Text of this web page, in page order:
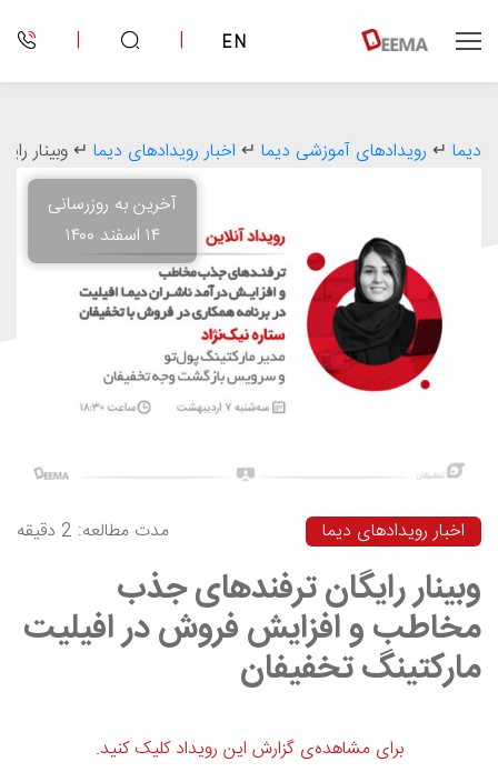
EN
|
|
دیما ↵ رویدادهای آموزشی دیما ↵ اخبار رویدادهای دیما ↵ وبینار
آخرین به روزرسانی
۱۴ اسفند ۱۴۰۰
اخبار رویدادهای دیما مدت مطالعه: 2 دقیقه
وبینار رایگان ترفندهای جذب
مخاطب و افزایش فروش در افیلیت
مارکتینگ تخفیفان
برای مشاهده‌ی گزارش این رویداد کلیک کنید.